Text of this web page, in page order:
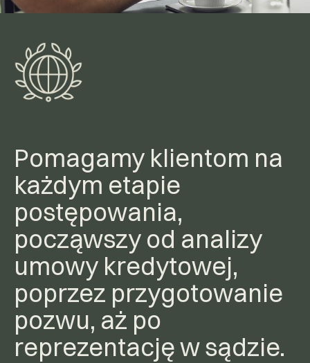
Pomagamy klientom na
każdym etapie
postępowania,
począwszy od analizy
umowy kredytowej,
poprzez przygotowanie
pozwu, aż po
reprezentację w sądzie.